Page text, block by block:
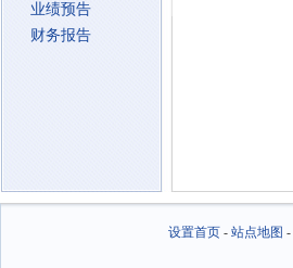
业绩预告
财务报告
设置首页- 站点地图 -